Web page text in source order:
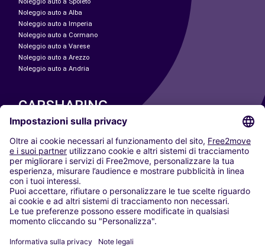
Noleggio auto a Alba
Noleggio auto a Imperia
Noleggio auto a Cormano
Noleggio auto a Varese
Noleggio auto a Arezzo
Noleggio auto a Andria
CARSHARING
LE NOSTRE CITTÀ
Paris
Madrid
Washington DC
Milano
Roma
Torino
Vienna
Berlino
Düsseldorf